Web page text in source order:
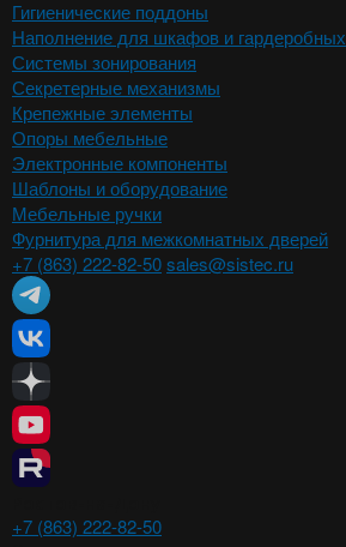
Гигиенические поддоны
Наполнение для шкафов и гардеробных
Системы зонирования
Секретерные механизмы
Крепежные элементы
Опоры мебельные
Электронные компоненты
Шаблоны и оборудование
Мебельные ручки
Фурнитура для межкомнатных дверей
+7 (863) 222-82-50sales@sistec.ru
+7 (863) 222-82-50